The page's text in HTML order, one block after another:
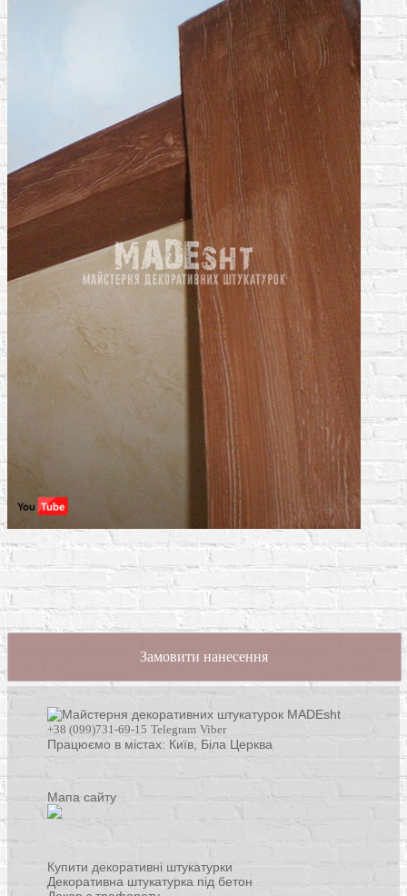
Замовити нанесення
+38 (099)731-69-15 Telegram Viber
Працюємо в містах: Київ, Біла Церква
Мапа сайту
Купити декоративні штукатурки
Декоративна штукатурка під бетон